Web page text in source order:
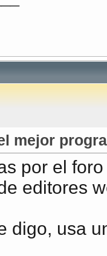
mejor
por el
editores
digo, usa